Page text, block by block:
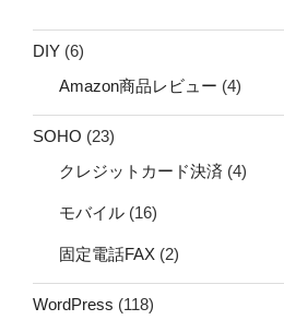
DIY (6)
Amazon商品レビュー (4)
SOHO (23)
クレジットカード決済 (4)
モバイル (16)
固定電話FAX (2)
WordPress (118)